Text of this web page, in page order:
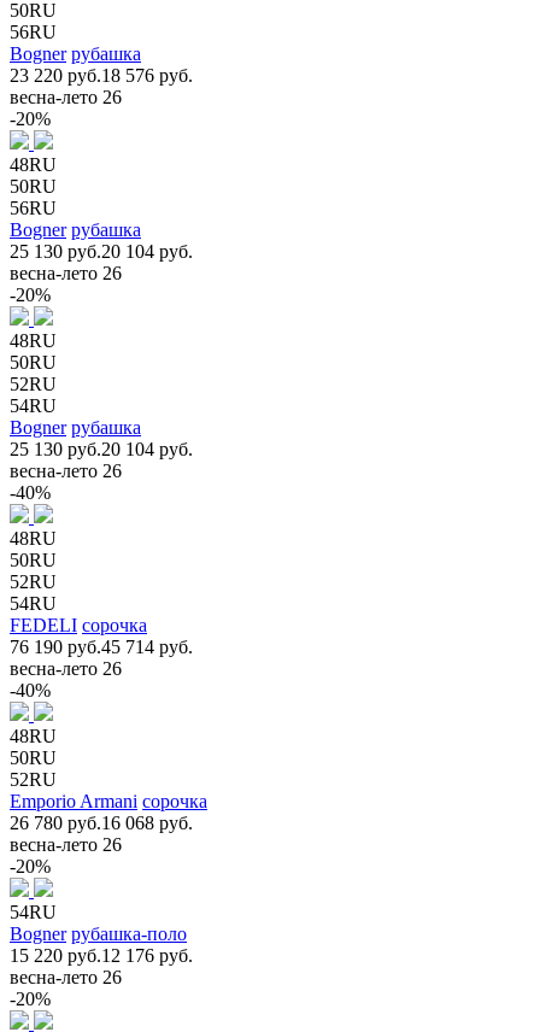
50RU
56RU
Bogner рубашка
23 220 руб.18 576 руб.
весна-лето 26
-20%
48RU
50RU
56RU
Bogner рубашка
25 130 руб.20 104 руб.
весна-лето 26
-20%
48RU
50RU
52RU
54RU
Bogner рубашка
25 130 руб.20 104 руб.
весна-лето 26
-40%
48RU
50RU
52RU
54RU
FEDELI сорочка
76 190 руб.45 714 руб.
весна-лето 26
-40%
48RU
50RU
52RU
Emporio Armani сорочка
26 780 руб.16 068 руб.
весна-лето 26
-20%
54RU
Bogner рубашка-поло
15 220 руб.12 176 руб.
весна-лето 26
-20%